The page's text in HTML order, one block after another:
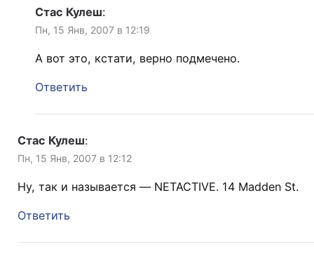
Стас Кулеш:
Пн, 15 Янв, 2007 в 12:19
А вот это, кстати, верно подмечено.
Ответить
Стас Кулеш:
Пн, 15 Янв, 2007 в 12:12
Ну, так и называется — NETACTIVE. 14 Madden St.
Ответить